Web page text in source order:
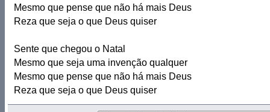
Mesmo que pense que não há mais Deus
Reza que seja o que Deus quiser
Sente que chegou o Natal
Mesmo que seja uma invenção qualquer
Mesmo que pense que não há mais Deus
Reza que seja o que Deus quiser